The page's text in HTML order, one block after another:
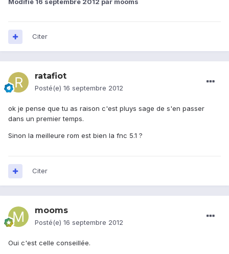
Citer
ratafiot
Posté(e) 16 septembre 2012
ok je pense que tu as raison c'est pluys sage de s'en passer
dans un premier temps.
Sinon la meilleure rom est bien la fnc 5.1 ?
Citer
mooms
Posté(e) 16 septembre 2012
Oui c'est celle conseillée.